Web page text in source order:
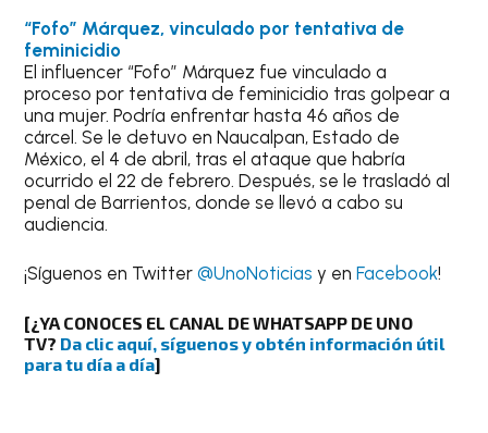
“Fofo” Márquez, vinculado por tentativa de
feminicidio
El influencer “Fofo” Márquez fue vinculado a
proceso por tentativa de feminicidio tras golpear a
una mujer. Podría enfrentar hasta 46 años de
cárcel. Se le detuvo en Naucalpan, Estado de
México, el 4 de abril, tras el ataque que habría
ocurrido el 22 de febrero. Después, se le trasladó al
penal de Barrientos, donde se llevó a cabo su
audiencia.
¡Síguenos en Twitter@UnoNoticias y enFacebook!
[¿YA CONOCES EL CANAL DE WHATSAPP DE UNO
TV? Da clic aquí, síguenos y obtén información útil
para tu día a día]